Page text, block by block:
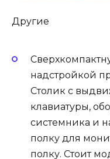
Другие
надстройкой
Столик с
клавиатуры,
системника и
полку для
полку. Стоит